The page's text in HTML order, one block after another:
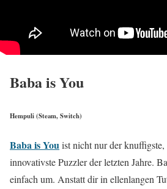
Baba is You
Hempuli (Steam, Switch)
Baba is Youist nicht nur der knuffigste,
innovativste Puzzler der letzten Jahre.
einfach um. Anstatt dir in ellenlangen